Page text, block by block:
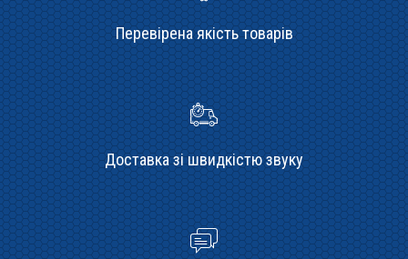
Перевірена якість товарів
Доставка зі швидкістю звуку